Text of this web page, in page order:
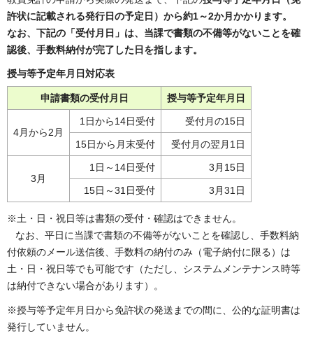
許状に記載される発行日の予定日）から約1～2か月かかります。
なお、下記の「受付月日」は、当課で書類の不備等がないことを確
認後、手数料納付が完了した日を指します。
授与等予定年月日対応表
申請書類の受付月日 授与等予定年月日
4月から2月
1日から14日受付 受付月の15日
15日から月末受付 受付月の翌月1日
3月
1日～14日受付 3月15日
15日～31日受付 3月31日
※土・日・祝日等は書類の受付・確認はできません。
なお、平日に当課で書類の不備等がないことを確認し、手数料納
付依頼のメール送信後、手数料の納付のみ（電子納付に限る）は
土・日・祝日等でも可能です（ただし、システムメンテナンス時等
は納付できない場合があります）。
※授与等予定年月日から免許状の発送までの間に、公的な証明書は
発行していません。